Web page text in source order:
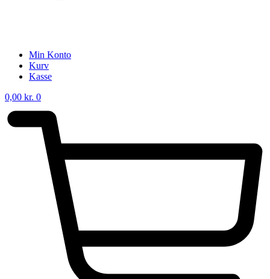
Min Konto
Kurv
Kasse
0,00 kr. 0